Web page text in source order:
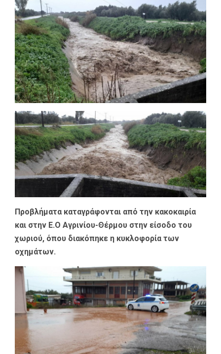
Προβλήματα καταγράφονται από την κακοκαιρία
και στην Ε.Ο Αγρινίου-Θέρμου στην είσοδο του
χωριού, όπου διακόπηκε η κυκλοφορία των
οχημάτων.